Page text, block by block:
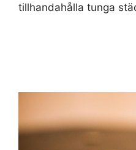
tillhandahålla tunga